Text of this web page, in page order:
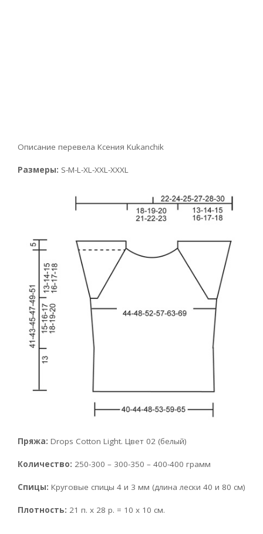
Описание перевела Ксения Kukanchik
Размеры: S-M-L-XL-XXL-XXXL
Пряжа: Drops Cotton Light. Цвет 02 (белый)
Количество: 250-300 – 300-350 – 400-400 грамм
Спицы: Круговые спицы 4 и 3 мм (длина лески 40 и 80 см)
Плотность: 21 п. х 28 р. = 10 х 10 см.